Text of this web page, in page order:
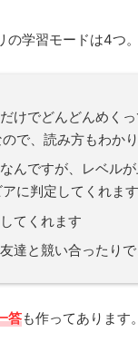
の学習モードは4つ。
けでどんどんめく
で、読み方もわかり
んですが、レベル
に判定してくれます
てくれます
達と競い合ったりで
答も作ってあります。